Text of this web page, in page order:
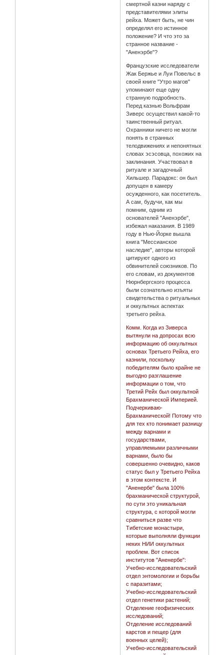
смертной казни наряду с
представителями элиты
рейха. Может быть, не чин
определял его истинное
положение? И что это за
странное название -
"Аненэрбе"?
Французские исследователи
Жак Бержье и Луи Повельс в
своей книге "Утро магов"
упоминают еще одну
странную подробность.
Перед казнью Вольфрам
Зиверс осуществил какой-то
таинственный ритуал.
Охранники ничего не могли
понять в странных
телодвижениях и непонятных
словах эсэсовца, похожих на
заклинания. Участвовал в
ритуале и загадочный
Хильшер. Парадокс: он был
допущен в камеру
осужденного, как посетитель.
А сам, будучи, как мы
помним, одним из
основателей "Аненэрбе",
избежал наказания. В 1989
году в Нью-Йорке вышла
книга "Мессианское
наследие", авторы которой
цитируют одного из
обвинителей союзников. По
его словам, из документов
Нюрнбергского процесса
были сознательно изъяты
свидетельства о ритуальных
и оккультных аспектах
третьего рейха.
Комм. Когда из Зиверса
вытянули на допросах всю
информацию об оккультных
основах Третьего Рейха, его
казнили, поскольку
победителям было крайне не
выгодно разглашение
информации о том, что
Третий Рейх был оккультной
Брахманической Империей.
Подчеркиваю-
Брахманической! Потому что
для тех кто понимает разницу
между варнами и
государствами,
управляемыми различными
варнами, было бы
совершенно очевидно, каков
статус был у Третьего Рейха
в этом контексте. И
"Аненербе" была 100%
брахманической структурой,
по сути это уникальная
структура, с которой могли
сравниться разве что
Тибетские монастыри,
которые выполняли функции
неких НИИ оккультных
проблем. Вот список
институтов "Аненербе":
Учебно-исследовательский
отдел энтомологии и борьбы
с паразитами;
Учебно-исследовательский
отдел генетики растений;
Отделение геофизических
исследований;
Отделение исследований
карстов и пещер (для
военных целей);
Учебно-исследовательский